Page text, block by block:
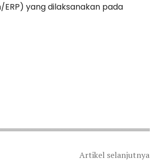
yang dilaksanakan pada
Artikel selanjutnya